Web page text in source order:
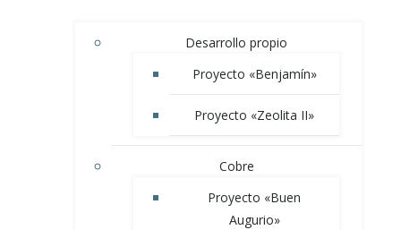
Desarrollo propio
Proyecto «Benjamín»
Proyecto «Zeolita II»
Cobre
Proyecto «Buen
Augurio»